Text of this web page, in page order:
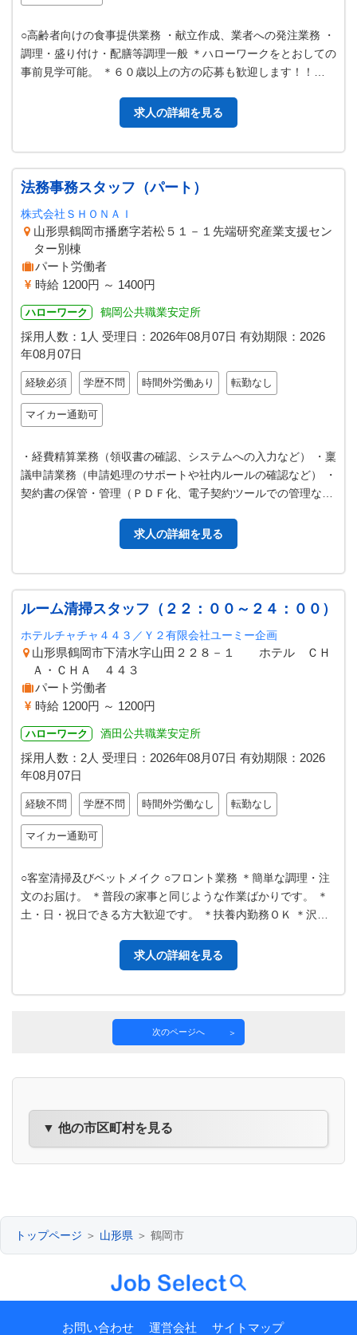
○高齢者向けの食事提供業務 ・献立作成、業者への発注業務 ・
調理・盛り付け・配膳等調理一般 ＊ハローワークをとおしての
事前見学可能。 ＊６０歳以上の方の応募も歓迎します！！
求人の詳細を見る
法務事務スタッフ（パート）
株式会社ＳＨＯＮＡＩ
山形県鶴岡市播磨字若松５１－１先端研究産業支援セン
ター別棟
パート労働者
時給 1200円 ～ 1400円
ハローワーク 鶴岡公共職業安定所
採用人数：1人 受理日： 2026年08月07日 有効期限： 2026
年08月07日
経験必須 学歴不問 時間外労働あり 転勤なし
マイカー通勤可
・経費精算業務（領収書の確認、システムへの入力など） ・稟
議申請業務（申請処理のサポートや社内ルールの確認など） ・
契約書の保管・管理（ＰＤＦ化、電子契約ツールでの管理な
求人の詳細を見る
ルーム清掃スタッフ（２２：００～２４：００）
ホテルチャチャ４４３／Ｙ２有限会社ユーミー企画
山形県鶴岡市下清水字山田２２８－１ ホテル ＣＨ
Ａ・ＣＨＡ ４４３
パート労働者
時給 1200円 ～ 1200円
ハローワーク 酒田公共職業安定所
採用人数：2人 受理日： 2026年08月07日 有効期限： 2026
年08月07日
経験不問 学歴不問 時間外労働なし 転勤なし
マイカー通勤可
○客室清掃及びベットメイク ○フロント業務 ＊簡単な調理・注
文のお届け。 ＊普段の家事と同じような作業ばかりです。 ＊
土・日・祝日できる方大歓迎です。 ＊扶養内勤務ＯＫ ＊沢山
求人の詳細を見る
次のページへ
▼ 他の市区町村を見る
トップページ ＞ 山形県 ＞ 鶴岡市
お問い合わせ 運営会社 サイトマップ